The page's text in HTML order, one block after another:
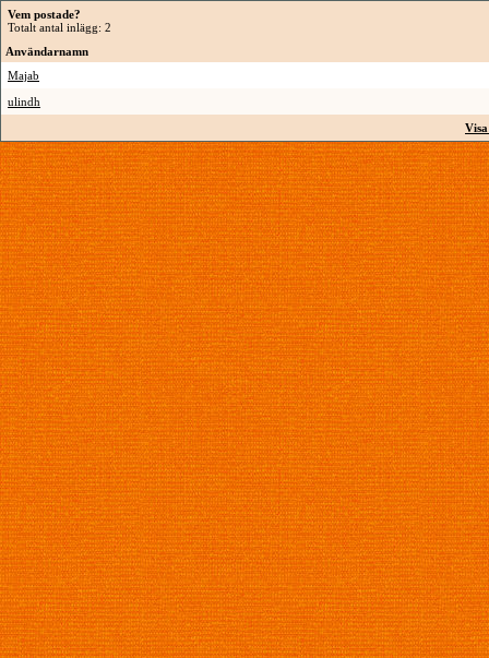
Vem postade?
Totalt antal inlägg: 2
Användarnamn
Majab
ulindh